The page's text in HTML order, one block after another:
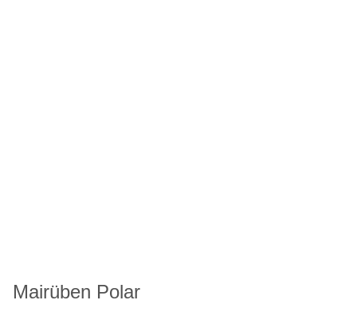
Mairüben Polar